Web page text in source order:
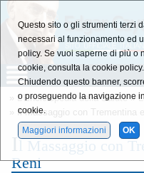
L'Enciclopedia della Salute »
» Il Massaggio con Trementina
Il Massaggio con
Reni
Questo sito o gli strumenti terzi
necessari al funzionamento ed
policy. Se vuoi saperne di più o
cookie, consulta la cookie policy.
Chiudendo questo banner,
o proseguendo la navigazione
cookie.
Maggiori informazioni
OK